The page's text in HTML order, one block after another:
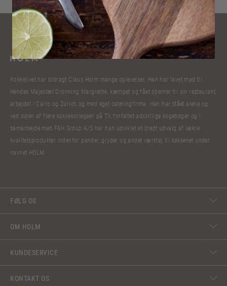
Kokkelivet har bibragt Claus Holm mange oplevelser. Han har lavet mad til
Hendes Majestæt Dronning Margrethe, kæmpet og fået stjerner til sin restaurant,
arbejdet i Cairo og Zürich og med eget cateringfirma. Han har stået alene og
ved siden af flere kokkekollegaer på TV, forfattet adskillige kogebøger og i
samarbejde med F&H Group A/S har han udviklet et bredt udvalg af lækre
kvalitetsprodukter indenfor pander, gryder og andet værktøj til køkkenet under
navnet HOLM.
FØLG OS
OM HOLM
KUNDESERVICE
KONTAKT OS